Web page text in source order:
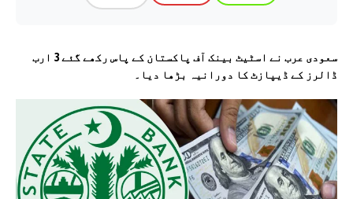
سعودی عرب نے اسٹیٹ بینک آف پاکستان کے پاس رکھے گئے 3 ارب
ڈالرز کے ڈیپازٹ کا دورانیہ بڑھا دیا۔